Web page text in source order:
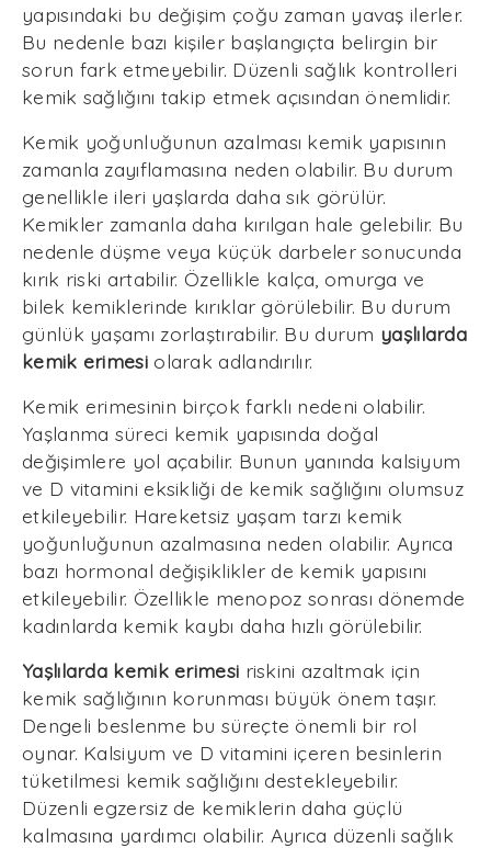
yapısındaki bu değişim çoğu zaman yavaş ilerler.
Bu nedenle bazı kişiler başlangıçta belirgin bir
sorun fark etmeyebilir. Düzenli sağlık kontrolleri
kemik sağlığını takip etmek açısından önemlidir.
Kemik yoğunluğunun azalması kemik yapısının
zamanla zayıflamasına neden olabilir. Bu durum
genellikle ileri yaşlarda daha sık görülür.
Kemikler zamanla daha kırılgan hale gelebilir. Bu
nedenle düşme veya küçük darbeler sonucunda
kırık riski artabilir. Özellikle kalça, omurga ve
bilek kemiklerinde kırıklar görülebilir. Bu durum
günlük yaşamı zorlaştırabilir. Bu durum yaşlılarda
kemik erimesiolarak adlandırılır.
Kemik erimesinin birçok farklı nedeni olabilir.
Yaşlanma süreci kemik yapısında doğal
değişimlere yol açabilir. Bunun yanında kalsiyum
ve D vitamini eksikliği de kemik sağlığını olumsuz
etkileyebilir. Hareketsiz yaşam tarzı kemik
yoğunluğunun azalmasına neden olabilir. Ayrıca
bazı hormonal değişiklikler de kemik yapısını
etkileyebilir. Özellikle menopoz sonrası dönemde
kadınlarda kemik kaybı daha hızlı görülebilir.
Yaşlılarda kemik erimesi riskini azaltmak için
kemik sağlığının korunması büyük önem taşır.
Dengeli beslenme bu süreçte önemli bir rol
oynar. Kalsiyum ve D vitamini içeren besinlerin
tüketilmesi kemik sağlığını destekleyebilir.
Düzenli egzersiz de kemiklerin daha güçlü
kalmasına yardımcı olabilir. Ayrıca düzenli sağlık